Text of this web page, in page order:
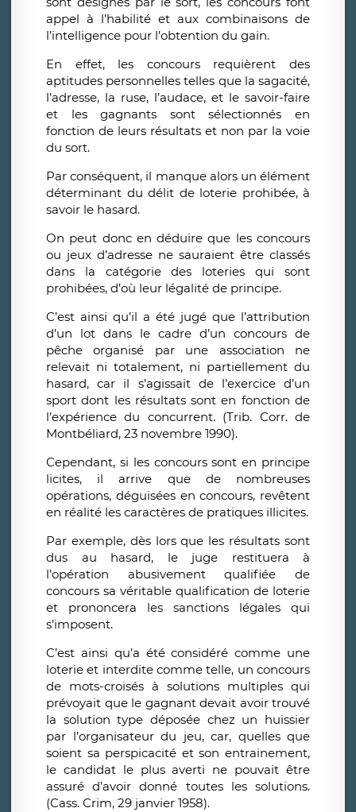
appel à l’habilité et aux combinaisons de
l’intelligence pour l’obtention du gain.
En effet, les concours requièrent des
aptitudes personnelles telles que la sagacité,
l’adresse, la ruse, l’audace, et le savoir-faire
et les gagnants sont sélectionnés en
fonction de leurs résultats et non par la voie
du sort.
Par conséquent, il manque alors un élément
déterminant du délit de loterie prohibée, à
savoir le hasard.
On peut donc en déduire que les concours
ou jeux d’adresse ne sauraient être classés
dans la catégorie des loteries qui sont
prohibées, d’où leur légalité de principe.
C’est ainsi qu’il a été jugé que l’attribution
d’un lot dans le cadre d’un concours de
pêche organisé par une association ne
relevait ni totalement, ni partiellement du
hasard, car il s’agissait de l’exercice d’un
sport dont les résultats sont en fonction de
l’expérience du concurrent. (Trib. Corr. de
Montbéliard, 23 novembre 1990).
Cependant, si les concours sont en principe
licites, il arrive que de nombreuses
opérations, déguisées en concours, revêtent
en réalité les caractères de pratiques illicites.
Par exemple, dès lors que les résultats sont
dus au hasard, le juge restituera à
l’opération abusivement qualifiée de
concours sa véritable qualification de loterie
et prononcera les sanctions légales qui
s’imposent.
C’est ainsi qu’a été considéré comme une
loterie et interdite comme telle, un concours
de mots-croisés à solutions multiples qui
prévoyait que le gagnant devait avoir trouvé
la solution type déposée chez un huissier
par l’organisateur du jeu, car, quelles que
soient sa perspicacité et son entrainement,
le candidat le plus averti ne pouvait être
assuré d’avoir donné toutes les solutions.
(Cass. Crim, 29 janvier 1958).